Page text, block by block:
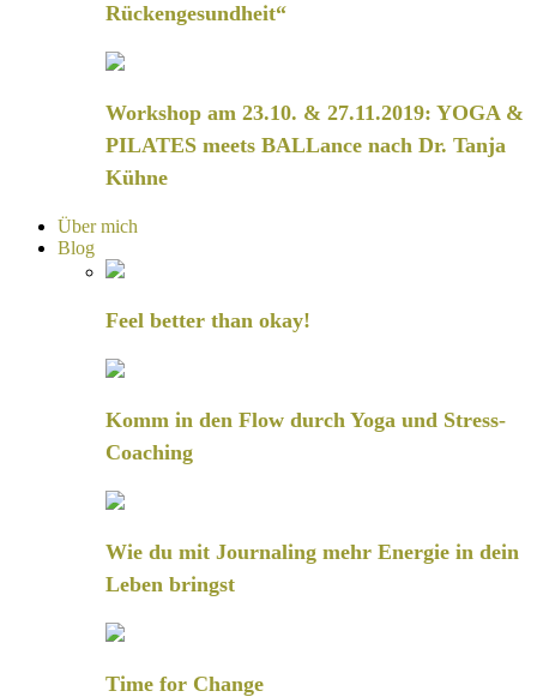
Rückengesundheit“
Workshop am 23.10. & 27.11.2019: YOGA &
PILATES meets BALLance nach Dr. Tanja
Kühne
Über mich
Blog
Feel better than okay!
Komm in den Flow durch Yoga und Stress-
Coaching
Wie du mit Journaling mehr Energie in dein
Leben bringst
Time for Change